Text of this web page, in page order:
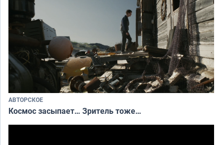
АВТОРСКОЕ
Космос засыпает… Зритель тоже…